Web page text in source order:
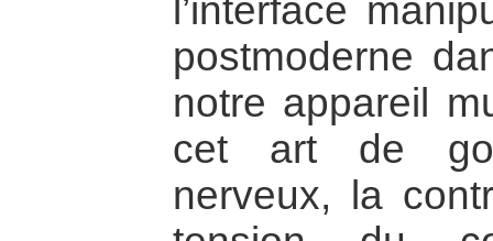
l’interface
postmoderne
notre appareil
cet art de
nerveux, la